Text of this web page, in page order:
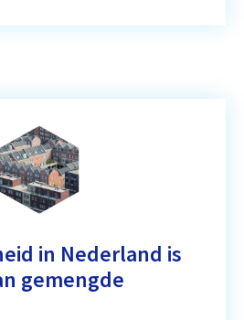
in Nederland is
gemengde